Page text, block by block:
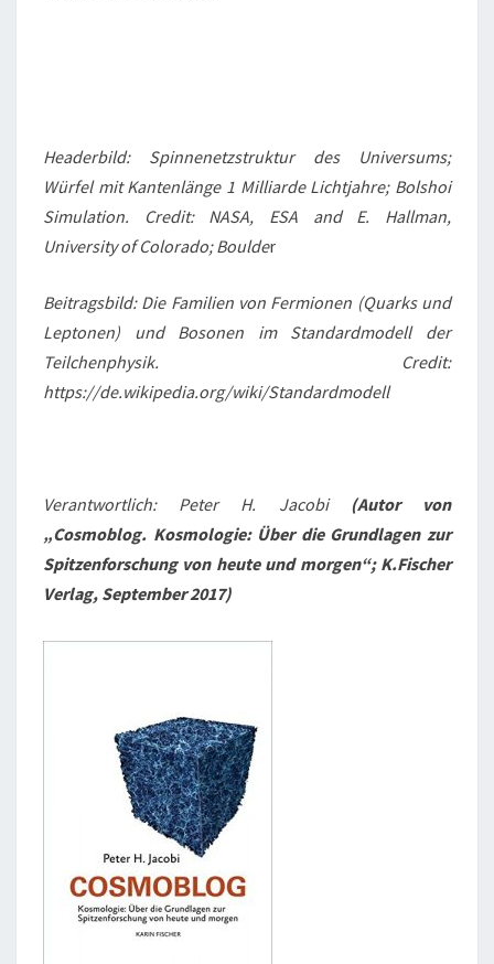
Headerbild: Spinnenetzstruktur des Universums;
Würfel mit Kantenlänge 1 Milliarde Lichtjahre; Bolshoi
Simulation. Credit: NASA, ESA and E. Hallman,
University of Colorado; Boulder
Beitragsbild: Die Familien von Fermionen (Quarks und
Leptonen) und Bosonen im Standardmodell der
Teilchenphysik. Credit:
https://de.wikipedia.org/wiki/Standardmodell
Verantwortlich: Peter H. Jacobi (Autor von
„Cosmoblog. Kosmologie: Über die Grundlagen zur
Spitzenforschung von heute und morgen“; K.Fischer
Verlag, September 2017)